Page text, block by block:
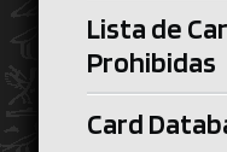
Lista de
Prohibidas
Card